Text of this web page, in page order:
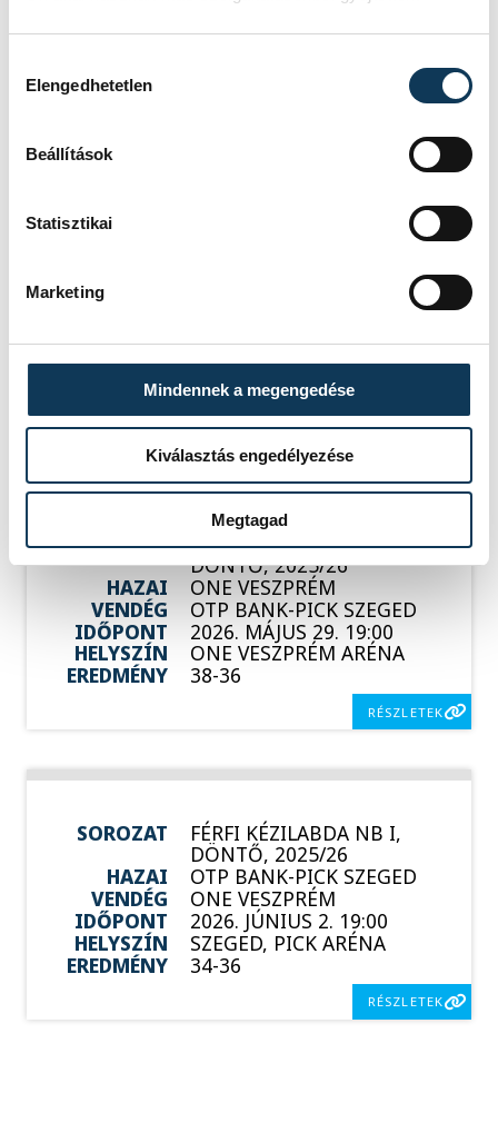
Elengedhetetlen
Beállítások
Statisztikai
Marketing
Mindennek a megengedése
Kiválasztás engedélyezése
Megtagad
Események
KORÁBBI ESEMÉNYEK BETÖLTÉSE
SOROZAT
VENDÉG
HELYSZÍN
BALATONBOGLÁR, NEKA
CSARNOK
EREDMÉNY
40-51
SOROZAT FÉRFI KÉZILABDA NB I,
DÖNTŐ, 2025/26
HAZAI
ONE VESZPRÉM
VENDÉG
OTP BANK-PICK SZEGED
IDŐPONT
2026. MÁJUS 29. 19:00
HELYSZÍN
ONE VESZPRÉM ARÉNA
EREDMÉNY
38-36
RÉSZLETEK
SOROZAT FÉRFI KÉZILABDA NB I,
DÖNTŐ, 2025/26
HAZAI
OTP BANK-PICK SZEGED
VENDÉG
ONE VESZPRÉM
IDŐPONT
2026. JÚNIUS 2. 19:00
HELYSZÍN
SZEGED, PICK ARÉNA
EREDMÉNY
34-36
RÉSZLETEK